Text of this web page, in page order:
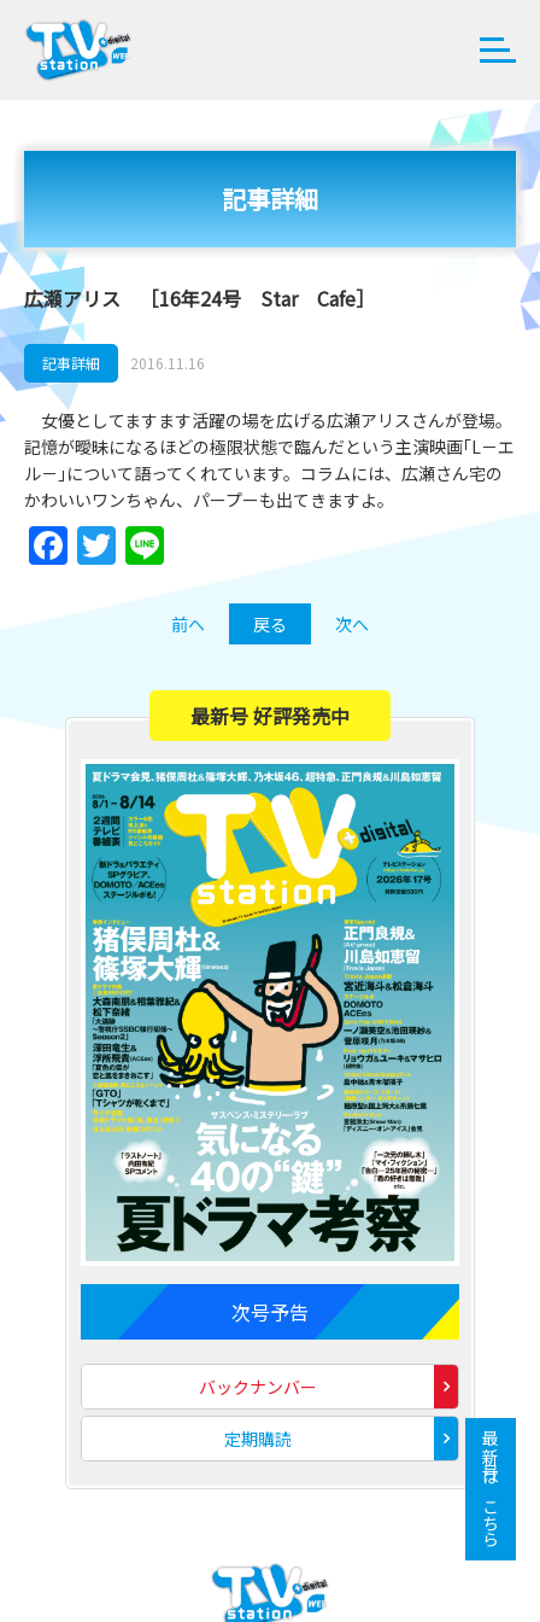
記事詳細
広瀬アリス ［16年24号 Star Cafe］
記事詳細 2016.11.16
女優としてますます活躍の場を広げる広瀬アリスさんが登場。
記憶が曖昧になるほどの極限状態で臨んだという主演映画｢L－エ
ル－｣について語ってくれています。コラムには、広瀬さん宅の
かわいいワンちゃん、パープーも出てきますよ。
Facebook
Twitter
前へ 戻る 次へ
最新号 好評発売中
次号予告
バックナンバー
定期購読 最新号はこちら